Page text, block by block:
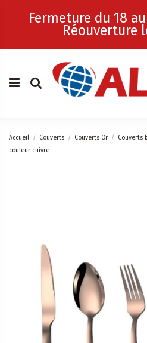
Fermeture du 18
Réouverture
Accueil Couverts Couverts Or
Couverts
couleur cuivre